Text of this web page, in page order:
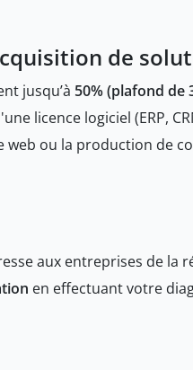
de
jusqu’à 50% (plafond de
licence logiciel (ERP,
web ou la production de
aux entreprises de la
en effectuant votre